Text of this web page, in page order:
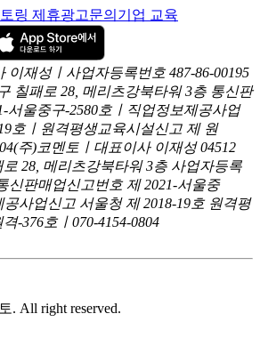
링 제휴광고문의 기업 교육
이재성ㅣ사업자등록번호 487-86-00195
칠패로 28, 메리츠강북타워 3층 통신판
서울중구-2580호ㅣ직업정보제공사업
호ㅣ원격평생교육시설신고 제 원
(주)코멘토ㅣ대표이사 이재성 04512
28, 메리츠강북타워 3층 사업자등록
신판매업신고번호 제 2021-서울중
공사업신고 서울청 제 2018-19호 원격평
-376호ㅣ070-4154-0804
. All right reserved.